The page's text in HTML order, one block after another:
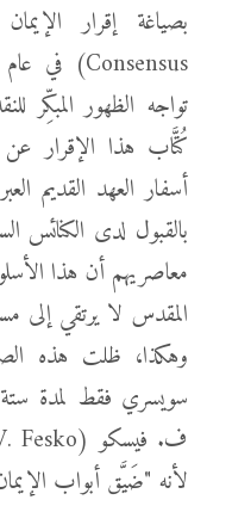
تواجه الظهور المبكِّر
كُتَّاب هذا الإقرار
أسفار العهد القديم
بالقبول لدى الكنائس
معاصريهم أن هذا
المقدس لا يرتقي إلى
وهكذا، ظلت هذه
سويسري فقط لمدة
لأنه "ضَيَّق أبواب